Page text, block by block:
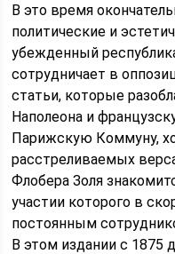
В это время
политические и
убежденный
сотрудничает в
статьи, которые
Наполеона и
Парижскую Коммуну,
расстреливаемых
Флобера Золя
участии которого в
постоянным
В этом издании с 1875